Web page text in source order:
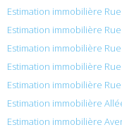
Estimation immobilière
Estimation immobilière
Estimation immobilière
Estimation immobilière
Estimation immobilière
Estimation immobilière
Estimation immobilière